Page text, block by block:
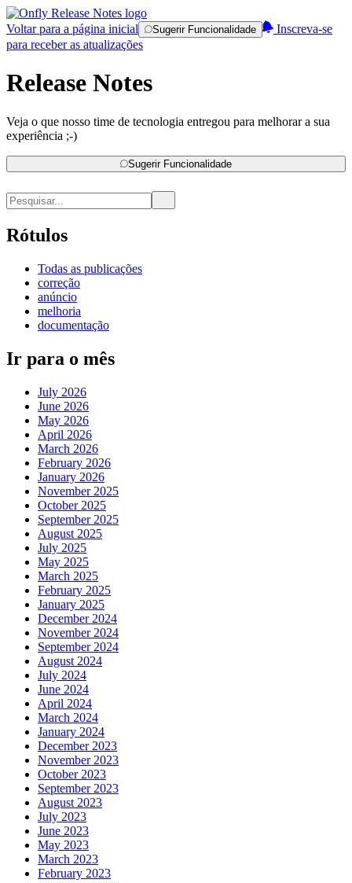
Voltar para a página inicial Sugerir Funcionalidade
Inscreva-se
para receber as atualizações
Release Notes
Veja o que nosso time de tecnologia entregou para melhorar a sua
experiência ;-)
Sugerir Funcionalidade
Rótulos
Todas as publicações
correção
anúncio
melhoria
documentação
Ir para o mês
July 2026
June 2026
May 2026
April 2026
March 2026
February 2026
January 2026
November 2025
October 2025
September 2025
August 2025
July 2025
May 2025
March 2025
February 2025
January 2025
December 2024
November 2024
September 2024
August 2024
July 2024
June 2024
April 2024
March 2024
January 2024
December 2023
November 2023
October 2023
September 2023
August 2023
July 2023
June 2023
May 2023
March 2023
February 2023